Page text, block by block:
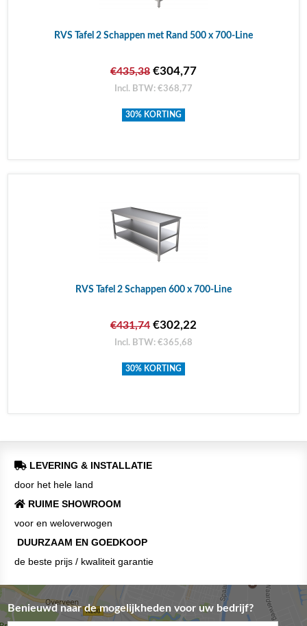
RVS Tafel 2 Schappen met Rand 500 x 700-Line
€435,38 €304,77
Incl. BTW: €368,77
30% KORTING
RVS Tafel 2 Schappen 600 x 700-Line
€431,74 €302,22
Incl. BTW: €365,68
30% KORTING
LEVERING & INSTALLATIE
door het hele land
RUIME SHOWROOM
voor en weloverwogen
DUURZAAM EN GOEDKOOP
de beste prijs / kwaliteit garantie
Benieuwd naar de mogelijkheden voor uw bedrijf?